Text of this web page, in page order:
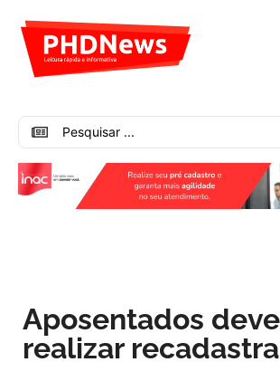
Aposentados
realizar